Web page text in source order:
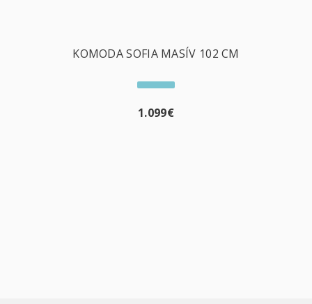
KOMODA SOFIA MASÍV 102 CM
1.099€